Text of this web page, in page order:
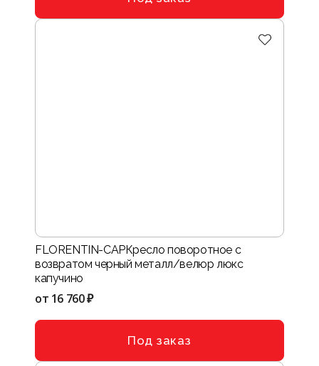
FLORENTIN-CAPКресло поворотное с
возвратом черный металл/велюр люкс
капучино
от 16 760 ₽
Под заказ